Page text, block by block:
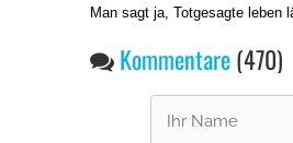
Man sagt ja, Totgesagte leben
Kommentare(470)